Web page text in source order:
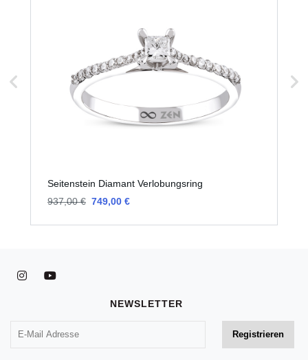
Seitenstein Diamant Verlobungsring
749,00 €
937,00 €
NEWSLETTER